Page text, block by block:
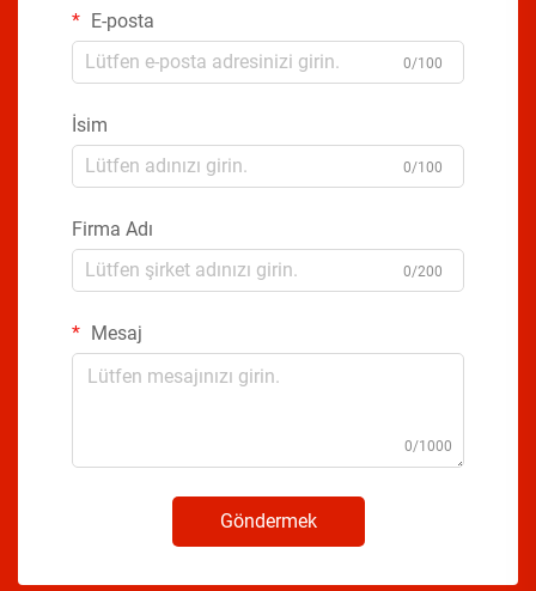
E-posta
0/100
İsim
0/100
Firma Adı
0/200
Mesaj
0/1000
Göndermek